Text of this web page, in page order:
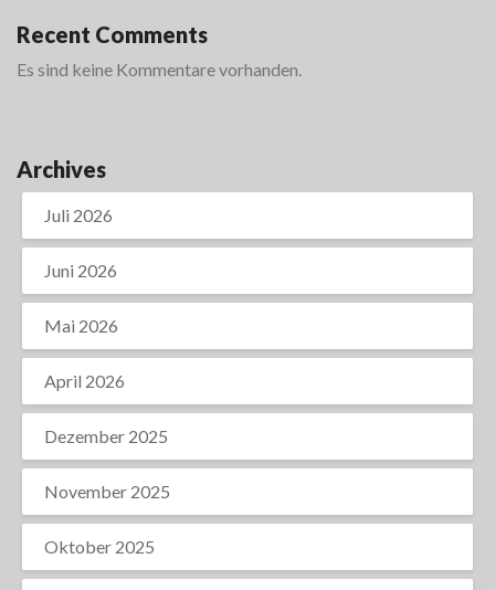
Recent Comments
Es sind keine Kommentare vorhanden.
Archives
Juli 2026
Juni 2026
Mai 2026
April 2026
Dezember 2025
November 2025
Oktober 2025